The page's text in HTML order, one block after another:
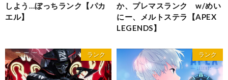
しよう…ぼっちランク【パカ
エル】
か、プレマスランク w/めい
にー、メルトステラ【APEX
LEGENDS】
ランク ランク